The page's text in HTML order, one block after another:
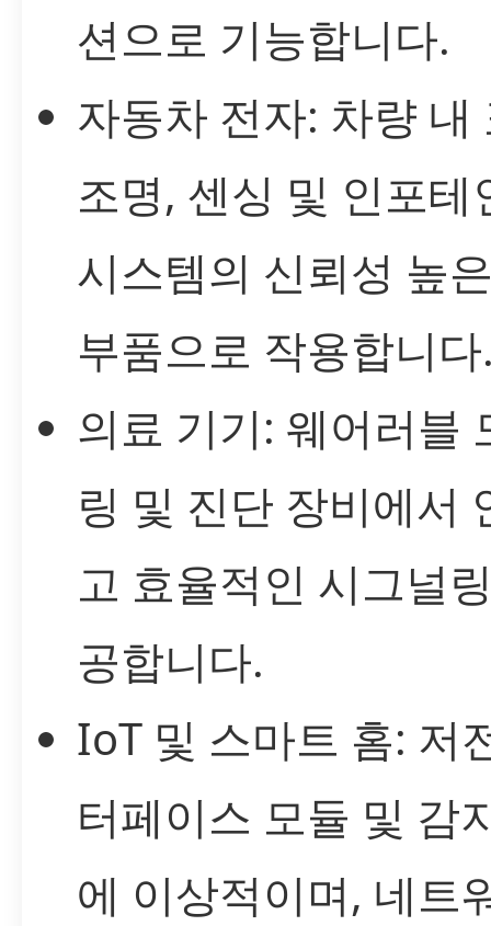
션으로 기능합니다.
자동차 전자: 차량 내
조명, 센싱 및 인포테
시스템의 신뢰성 높
부품으로 작용합니
의료 기기: 웨어러블
링 및 진단 장비에서
고 효율적인 시그널
공합니다.
IoT 및 스마트 홈: 저
터페이스 모듈 및 감
에 이상적이며, 네트